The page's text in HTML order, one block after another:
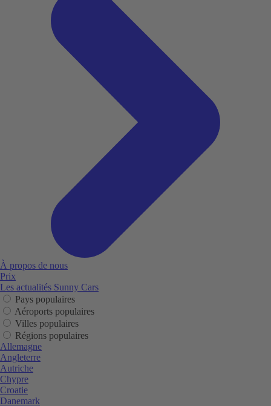
À propos de nous
Prix
Les actualités Sunny Cars
Pays populaires
Aéroports populaires
Villes populaires
Régions populaires
Allemagne
Angleterre
Autriche
Chypre
Croatie
Danemark